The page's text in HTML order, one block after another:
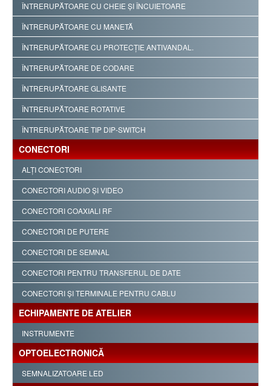
ÎNTRERUPĂTOARE CU CHEIE ŞI ÎNCUIETOARE
ÎNTRERUPĂTOARE CU MANETĂ
ÎNTRERUPĂTOARE CU PROTECŢIE ANTIVANDAL.
ÎNTRERUPĂTOARE DE CODARE
ÎNTRERUPĂTOARE GLISANTE
ÎNTRERUPĂTOARE ROTATIVE
ÎNTRERUPĂTOARE TIP DIP-SWITCH
CONECTORI
ALŢI CONECTORI
CONECTORI AUDIO ŞI VIDEO
CONECTORI COAXIALI RF
CONECTORI DE PUTERE
CONECTORI DE SEMNAL
CONECTORI PENTRU TRANSFERUL DE DATE
CONECTORI ŞI TERMINALE PENTRU CABLU
ECHIPAMENTE DE ATELIER
INSTRUMENTE
OPTOELECTRONICĂ
SEMNALIZATOARE LED